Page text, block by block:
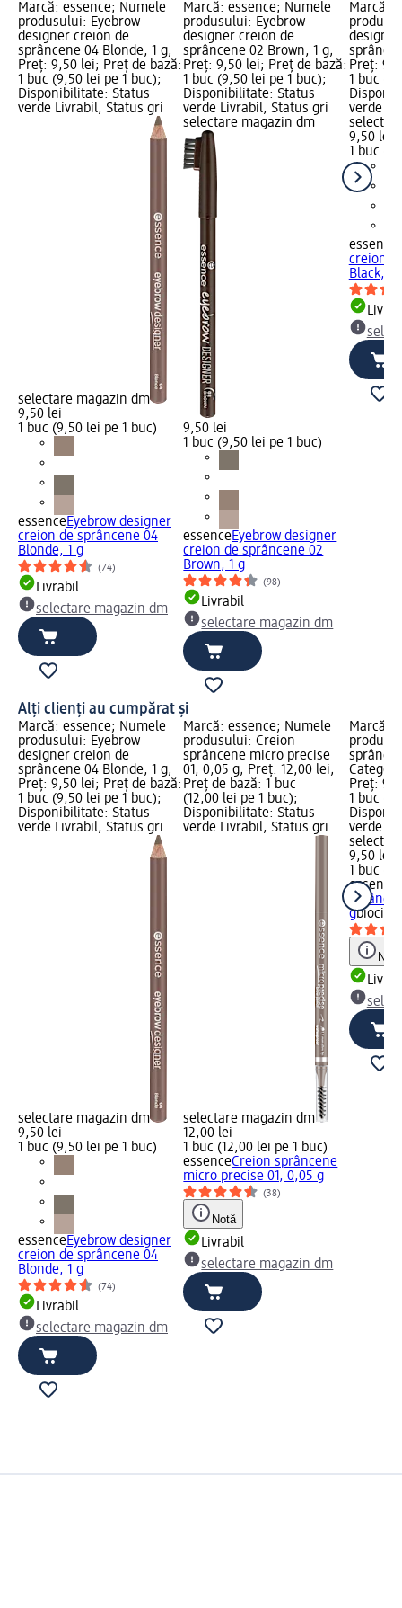
Marcă: essence; Numele
produsului: Eyebrow
designer creion de
sprâncene 04 Blonde, 1 g;
Preț: 9,50 lei; Preț de bază:
1 buc (9,50 lei pe 1 buc);
Disponibilitate: Status
verde Livrabil, Status gri
selectare magazin dm
9,50 lei
1 buc (9,50 lei pe 1 buc)
essenceEyebrow designer
creion de sprâncene 04
Blonde, 1 g
(74)
Livrabil
selectare magazin dm
Marcă: essence; Numele
produsului: Eyebrow
designer creion de
sprâncene 02 Brown, 1 g;
Preț: 9,50 lei; Preț de bază:
1 buc (9,50 lei pe 1 buc);
Disponibilitate: Status
verde Livrabil, Status gri
selectare magazin dm
9,50 lei
1 buc (9,50 lei pe 1 buc)
essenceEyebrow designer
creion de sprâncene 02
Brown, 1 g
(98)
Livrabil
selectare magazin dm
Marcă:
Preț:
1 buc
verde
9,50 lei
1 buc
essence
creion
Black, 1
Alți clienți au cumpărat și
Marcă: essence; Numele
produsului: Eyebrow
designer creion de
sprâncene 04 Blonde, 1 g;
Preț: 9,50 lei; Preț de bază:
1 buc (9,50 lei pe 1 buc);
Disponibilitate: Status
verde Livrabil, Status gri
selectare magazin dm
9,50 lei
1 buc (9,50 lei pe 1 buc)
essenceEyebrow designer
creion de sprâncene 04
Blonde, 1 g
(74)
Livrabil
selectare magazin dm
Marcă: essence; Numele
produsului: Creion
sprâncene micro precise
01, 0,05 g; Preț: 12,00 lei;
Preț de bază: 1 buc
(12,00 lei pe 1 buc);
Disponibilitate: Status
verde Livrabil, Status gri
selectare magazin dm
12,00 lei
1 buc (12,00 lei pe 1 buc)
essenceCreion sprâncene
micro precise 01, 0,05 g
(38)
Notă
Livrabil
selectare magazin dm
Marcă:
Preț:
1 buc
verde
9,50 lei
1 buc
essence
gbiocid
Notă